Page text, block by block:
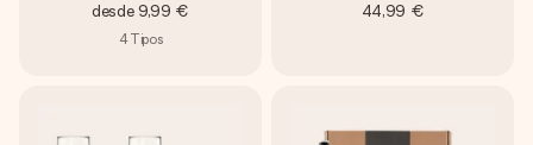
desde 9,99 €
4Tipos
44,99 €